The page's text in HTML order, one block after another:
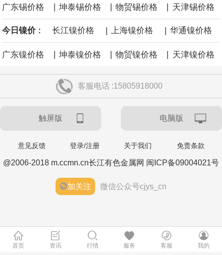
广东锡价格 坤泰锡价格 物贸锡价格 天津锡价格
今日镍价 : 长江镍价格 | 上海镍价格 | 华通镍价格
广东镍价格 | 坤泰镍价格 | 物贸镍价格 | 天津镍价格
客服电话 :15805918000
触屏版 电脑版
意见反馈 登录/注册 关于我们 免责条款
@2006-2018 m.ccmn.cn长江有色金属网 闽ICP备09004021号
加关注 微信公众号cjys_cn
首页 资讯 行情 服务 客服 我的